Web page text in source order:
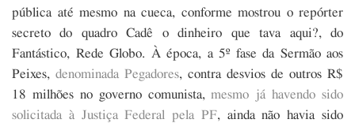
pública até mesmo na cueca, conforme mostrou o repórter
secreto do quadro Cadê o dinheiro que tava aqui?, do
Fantástico, Rede Globo. À época, a 5º fase da Sermão aos
Peixes, denominada Pegadores, contra desvios de outros R$
18 milhões no governo comunista, mesmo já havendo sido
solicitada à Justiça Federal pela PF, ainda não havia sido